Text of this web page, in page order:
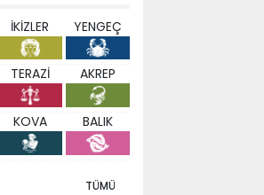
İKİZLER YENGEÇ
TERAZİ AKREP
KOVA BALIK
TÜMÜ